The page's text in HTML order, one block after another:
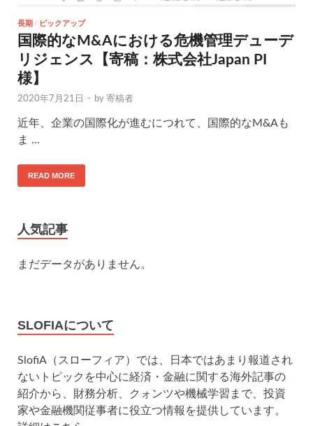
長期 / ピックアップ
国際的なM&Aにおける危機管理デューデ
リジェンス【寄稿：株式会社Japan PI
様】
2020年7月21日 - by 寄稿者
近年、企業の国際化が進むにつれて、国際的なM&Aも
ま …
READ MORE
人気記事
まだデータがありません。
SLOFIAについて
SlofiA（スローフィア）では、日本ではあまり報道され
ないトピックを中心に経済・金融に関する海外記事の
紹介から、財務分析、クォンツや機械学習まで、投資
家や金融機関従事者に役立つ情報を提供しています。